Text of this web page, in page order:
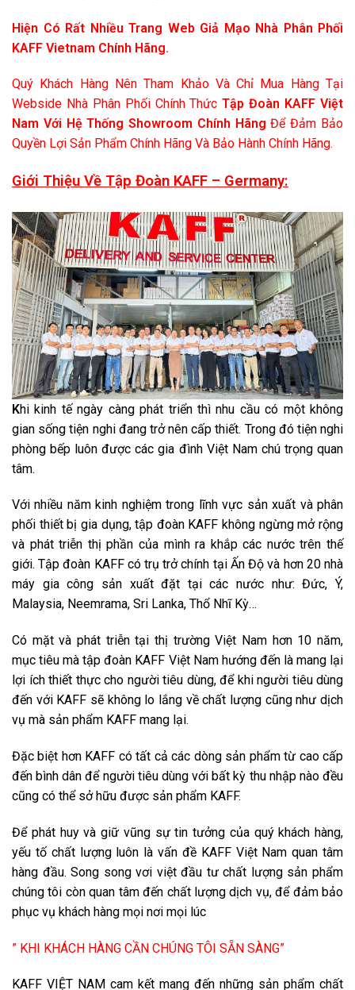
Hiện Có Rất Nhiều Trang Web Giả Mạo Nhà Phân Phối
KAFF Vietnam Chính Hãng.
Quý Khách Hàng Nên Tham Khảo Và Chỉ Mua Hàng Tại
Webside Nhà Phân Phối Chính ThứcTập Đoàn KAFF Việt
Nam Với Hệ Thống Showroom Chính Hãng Để Đảm Bảo
Quyền Lợi Sản Phẩm Chính Hãng Và Bảo Hành Chính Hãng.
Giới Thiệu Về Tập Đoàn KAFF – Germany:
Khi kinh tế ngày càng phát triển thì nhu cầu có một không
gian sống tiện nghi đang trở nên cấp thiết. Trong đó tiện nghi
phòng bếp luôn được các gia đình Việt Nam chú trọng quan
tâm.
Với nhiều năm kinh nghiệm trong lĩnh vực sản xuất và phân
phối thiết bị gia dụng, tập đoàn KAFF không ngừng mở rộng
và phát triễn thị phần của mình ra khắp các nước trên thế
giới. Tập đoàn KAFF có trụ trở chính tại Ấn Độ và hơn 20 nhà
máy gia công sản xuất đặt tại các nước như: Đức, Ý,
Malaysia, Neemrama, Sri Lanka, Thổ Nhĩ Kỳ…
Có mặt và phát triễn tại thị trường Việt Nam hơn 10 năm,
mục tiêu mà tập đoàn KAFF Việt Nam hướng đến là mang lại
lợi ích thiết thực cho người tiêu dùng, để khi người tiêu dùng
đến với KAFF sẽ không lo lắng về chất lượng cũng như dịch
vụ mà sản phẩm KAFF mang lại.
Đặc biệt hơn KAFF có tất cả các dòng sản phẩm từ cao cấp
đến bình dân để người tiêu dùng với bất kỳ thu nhập nào đều
cũng có thể sở hữu được sản phẩm KAFF.
Để phát huy và giữ vũng sự tin tưởng của quý khách hàng,
yếu tố chất lượng luôn là vấn đề KAFF Việt Nam quan tâm
hàng đầu. Song song vơi việt đầu tư chất lượng sản phẩm
chúng tôi còn quan tâm đến chất lượng dịch vụ, để đảm bảo
phục vụ khách hàng mọi nơi mọi lúc
” KHI KHÁCH HÀNG CẦN CHÚNG TÔI SẴN SÀNG”
KAFF VIỆT NAM cam kết mang đến những sản phẩm chất